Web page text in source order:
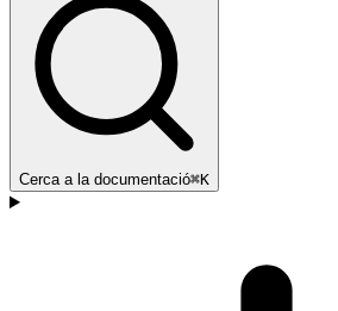
Cerca a la documentació⌘K